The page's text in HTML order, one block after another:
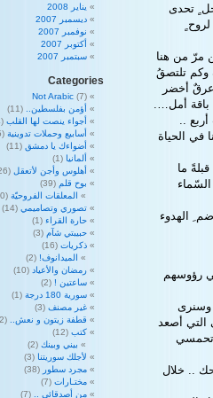
تحدى
مرّ من هنا
وكم تلتصقُ
أخضر
باقة أمل….
..
في الحياة
ما
الهدوء
رؤوسهم
وسنرى
التي أصعد
تحمسي
.. خلال
يناير 2008
ديسمبر 2007
نوفمبر 2007
أكتوبر 2007
سبتمبر 2007
Categories
Not Arabic (7)
أؤمن بفلسطين..
(11)
أجواء ينصت لها القلب (4)
أسابيع وحملات تدوينية (15)
أضواءك يا دمشق (11)
ألمانيا (1)
أهلوس وأجن لأتعقل (26)
بوح قلم (39)
المعلقات الفروحيّة (10)
تصوري وتصاميمي (14)
حارة القراء (1)
حبيبتي شآم (3)
ذكريات (16)
الميدانوف! (2)
رمضان والأعياد (10)
ساعتين ! (2)
سورية 180 درجة
(1)
غير مصنف (3)
قطفة زيتون و نعش..
(2)
كتب (12)
بيني وبينك (2)
لأجلك سوريتنا (3)
مجرد سطور (38)
مختـارات (7)
من أصدقائي ..
(7)